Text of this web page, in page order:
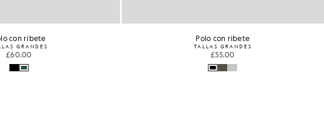
con ribete
GRANDES
£60.00
Polo con ribete
TALLAS GRANDES
£55.00